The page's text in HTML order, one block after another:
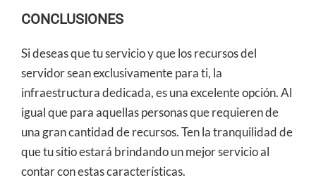
CONCLUSIONES
Si deseas que tu servicio y que los recursos del
servidor sean exclusivamente para ti, la
infraestructura dedicada, es una excelente opción. Al
igual que para aquellas personas que requieren de
una gran cantidad de recursos. Ten la tranquilidad de
que tu sitio estará brindando un mejor servicio al
contar con estas características.